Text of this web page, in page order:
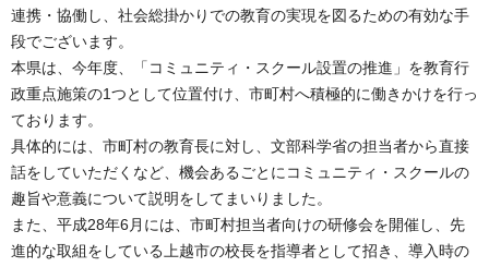
連携・協働し、社会総掛かりでの教育の実現を図るための有効な手
段でございます。
本県は、今年度、「コミュニティ・スクール設置の推進」を教育行
政重点施策の1つとして位置付け、市町村へ積極的に働きかけを行っ
ております。
具体的には、市町村の教育長に対し、文部科学省の担当者から直接
話をしていただくなど、機会あるごとにコミュニティ・スクールの
趣旨や意義について説明をしてまいりました。
また、平成28年6月には、市町村担当者向けの研修会を開催し、先
進的な取組をしている上越市の校長を指導者として招き、導入時の